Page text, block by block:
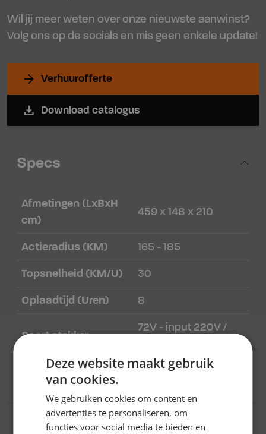
Wil jij meer weten over onze nieuwste aanwinst?
Volg ons op de socials en mis geen enkele update!
arrow_forward Verhuurofferte
file_download Download catalogus
Specs
Afmetingen (LxBxH
cm)
459 x 148 x 210
Actieradius (KM)
165 - 185
Topsnelheid (KM/U)
30
Oplaadtijd (Uren)
8
Soort stekker
72V - input 220V /
Soort accu/batterij
Lithium 72V 315AH
Accessoires
Deze website maakt gebruik
van cookies.
We gebruiken cookies om content en
advertenties te personaliseren, om
functies voor social media te bieden en